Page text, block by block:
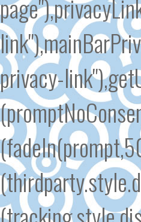
privacy-